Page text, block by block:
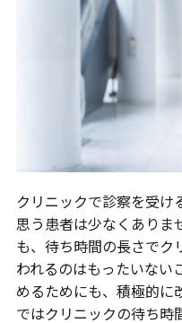
クリニックで診察を受け
思う患者は少なくありま
も、待ち時間の長さでク
われるのはもったいない
めるためにも、積極的に
ではクリニックの待ち時